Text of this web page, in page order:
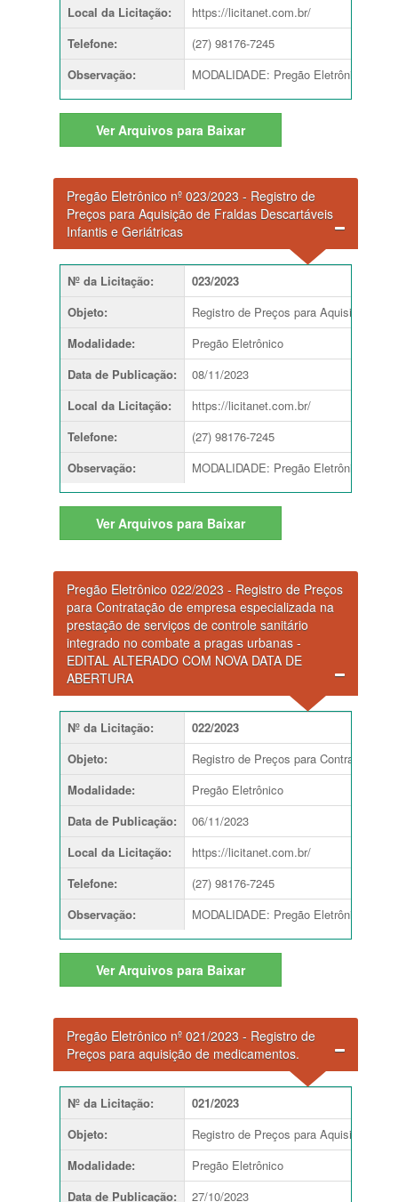
Local da Licitação:
https://licitanet.com.br/
Telefone:
(27) 98176-7245
Observação: MODALIDADE: Pregão Eletrônico
Ver Arquivos para Baixar
Pregão Eletrônico nº 023/2023 - Registro de
Preços para Aquisição de Fraldas Descartáveis
Infantis e Geriátricas
Nº da Licitação:
023/2023
Objeto:
Registro de Preços para Aquisição de
Modalidade:
Pregão Eletrônico
Data de Publicação:
08/11/2023
Local da Licitação:
https://licitanet.com.br/
Telefone:
(27) 98176-7245
Observação: MODALIDADE: Pregão Eletrônico
Ver Arquivos para Baixar
Pregão Eletrônico 022/2023 - Registro de Preços
para Contratação de empresa especializada na
prestação de serviços de controle sanitário
integrado no combate a pragas urbanas -
EDITAL ALTERADO COM NOVA DATA DE
ABERTURA
Nº da Licitação:
022/2023
Objeto:
Registro de Preços para Contratação
Modalidade:
Pregão Eletrônico
Data de Publicação:
06/11/2023
Local da Licitação:
https://licitanet.com.br/
Telefone:
(27) 98176-7245
Observação: MODALIDADE: Pregão Eletrônico
Ver Arquivos para Baixar
Pregão Eletrônico nº 021/2023 - Registro de
Preços para aquisição de medicamentos.
Nº da Licitação:
021/2023
Objeto:
Registro de Preços para Aquisição de
Modalidade:
Pregão Eletrônico
Data de Publicação:
27/10/2023